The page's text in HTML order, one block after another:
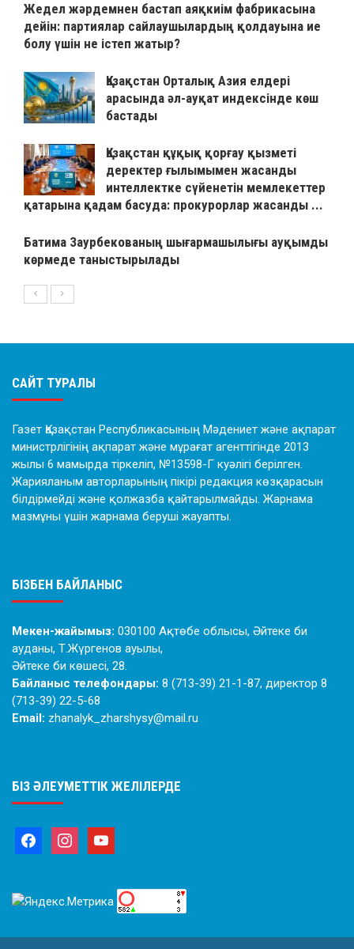
Жедел жәрдемнен бастап аяқкиім фабрикасына
дейін: партиялар сайлаушылардың қолдауына ие
болу үшін не істеп жатыр?
Қазақстан Орталық Азия елдері
арасында әл-ауқат индексінде көш
бастады
Қазақстан құқық қорғау қызметі
деректер ғылымымен жасанды
интеллектке сүйенетін мемлекеттер
қатарына қадам басуда: прокурорлар жасанды ...
Батима Заурбекованың шығармашылығы ауқымды
көрмеде таныстырылады
САЙТ ТУРАЛЫ
Газет Қазақстан Республикасының Мәдениет және ақпарат
министрлігінің ақпарат және мұрағат агенттігінде 2013
жылы 6 мамырда тіркеліп, №13598-Г куәлігі берілген.
Жарияланым авторларының пікірі редакция көзқарасын
білдірмейді және қолжазба қайтарылмайды. Жарнама
мазмұны үшін жарнама беруші жауапты.
БІЗБЕН БАЙЛАНЫС
Мекен-жайымыз: 030100 Ақтөбе облысы, Әйтеке би
ауданы, Т.Жүргенов ауылы,
Әйтеке би көшесі, 28.
Байланыс телефондары: 8 (713-39) 21-1-87, директор 8
(713-39) 22-5-68
Email: zhanalyk_zharshysy@mail.ru
БІЗ ӘЛЕУМЕТТІК ЖЕЛІЛЕРДЕ